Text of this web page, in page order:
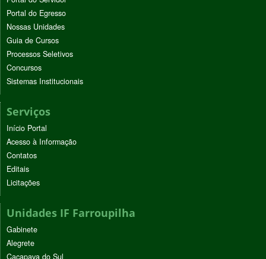
Portal do Egresso
Nossas Unidades
Guia de Cursos
Processos Seletivos
Concursos
Sistemas Institucionais
Serviços
Início Portal
Acesso à Informação
Contatos
Editais
Licitações
Unidades IF Farroupilha
Gabinete
Alegrete
Caçapava do Sul